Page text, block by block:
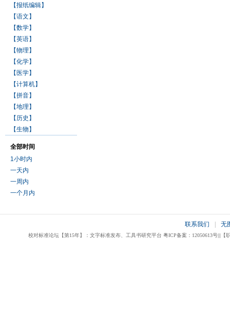
【报纸编辑】
【语文】
【数学】
【英语】
【物理】
【化学】
【医学】
【计算机】
【拼音】
【地理】
【历史】
【生物】
全部时间
1小时内
一天内
一周内
一个月内
联系我们 无
校对标准论坛【第15年】：文字标准发布、工具书研究平台 粤ICP备案：12050613号|||【